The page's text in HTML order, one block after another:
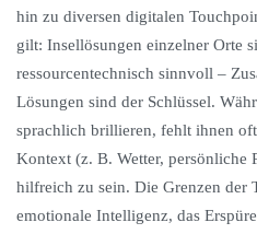
hin zu diversen digitalen
gilt: Insellösungen einzelner Orte
ressourcentechnisch sinnvoll –
Lösungen sind der Schlüssel.
sprachlich brillieren, fehlt ihnen
Kontext (z. B. Wetter, persönliche
hilfreich zu sein. Die Grenzen der
emotionale Intelligenz, das